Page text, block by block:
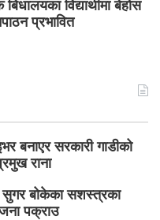
बिधालयका विद्यार्थीमा बेहोस
प्रभावित
बनाएर सरकारी गाडीको
राना
सुगर बोकेका सशस्त्रका
पक्राउ